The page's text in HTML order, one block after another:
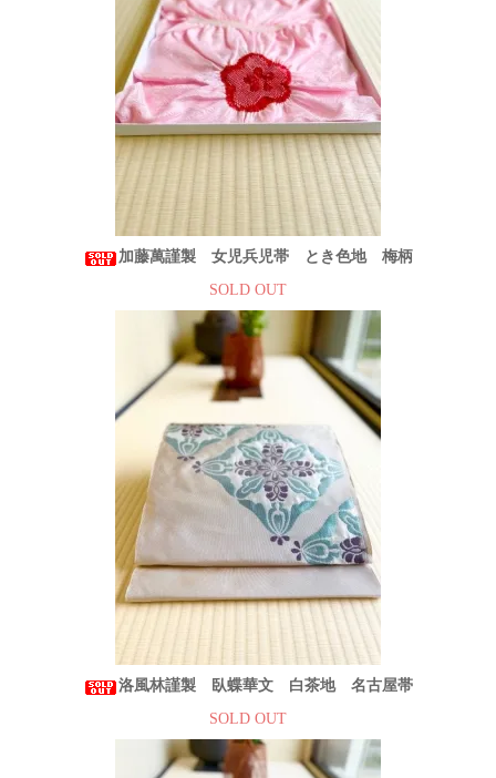
加藤萬謹製 女児兵児帯 とき色地 梅柄
SOLD OUT
洛風林謹製 臥蝶華文 白茶地 名古屋帯
SOLD OUT